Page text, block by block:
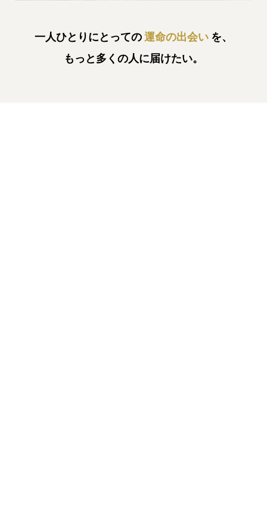
一人ひとりにとっての運命の出会い を、
もっと多くの人に届けたい。